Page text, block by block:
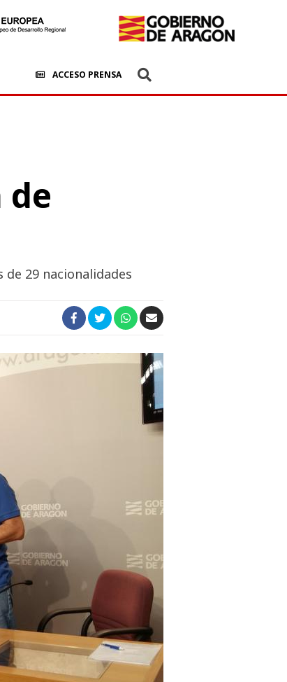
ACCESO PRENSA
29 nacionalidades